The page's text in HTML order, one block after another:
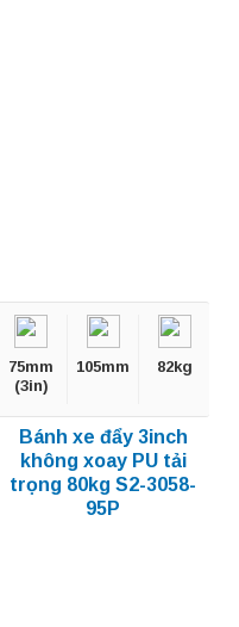
75mm
(3in)
105mm 82kg
Bánh xe đẩy 3inch
không xoay PU tải
trọng 80kg S2-3058-
95P